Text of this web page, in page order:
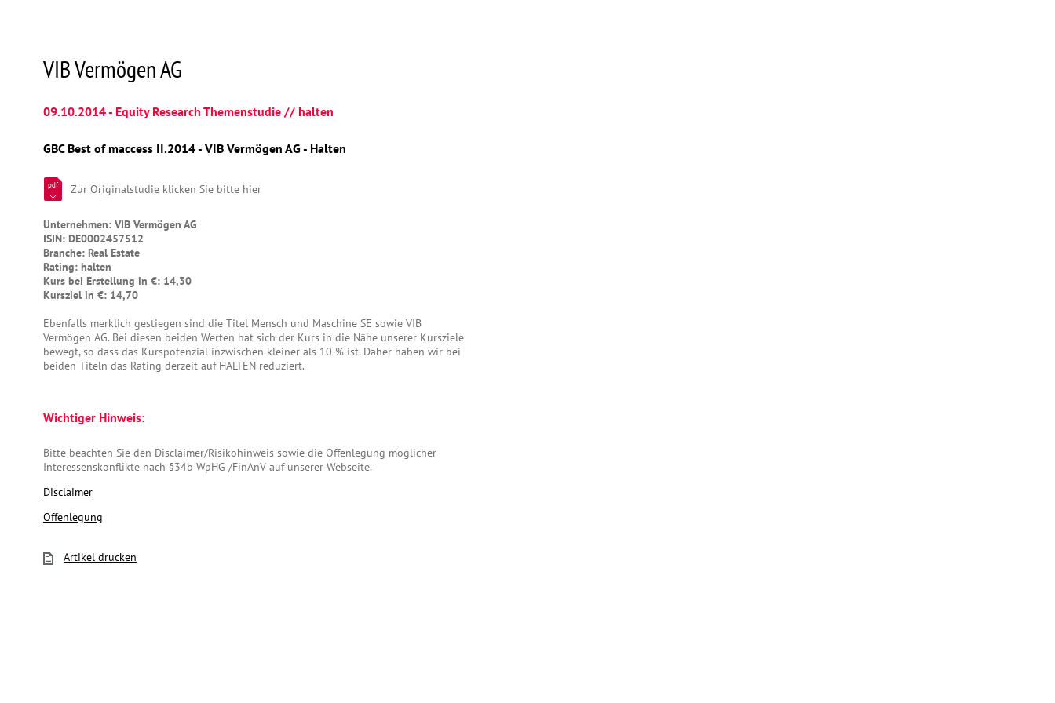
VIB Vermögen AG
09.10.2014 - Equity Research Themenstudie // halten
GBC Best of maccess II.2014 - VIB Vermögen AG - Halten
pdf Zur Originalstudie klicken Sie bitte hier
Unternehmen: VIB Vermögen AG
ISIN: DE0002457512
Branche: Real Estate
Rating: halten
Kurs bei Erstellung in €: 14,30
Kursziel in €: 14,70
Ebenfalls merklich gestiegen sind die Titel Mensch und Maschine SE sowie VIB
Vermögen AG. Bei diesen beiden Werten hat sich der Kurs in die Nähe unserer Kursziele
bewegt, so dass das Kurspotenzial inzwischen kleiner als 10 % ist. Daher haben wir bei
beiden Titeln das Rating derzeit auf HALTEN reduziert.
Wichtiger Hinweis:
Bitte beachten Sie den Disclaimer/Risikohinweis sowie die Offenlegung möglicher
Interessenskonflikte nach §34b WpHG /FinAnV auf unserer Webseite.
Disclaimer
Offenlegung
Artikel drucken